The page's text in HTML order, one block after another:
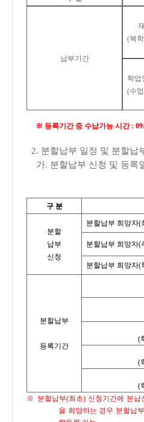
납부기간
재
(복
학업
(수
※ 등록기간 중 수납가능 시간 :
2. 분할납부 일정 및 분할납
가. 분할납부 신청 및 등록
구 분
분할
납부
신청
분할납부 희망자(
분할납부 희망자(
분할납부 희망자(
분할납부
등록기간
(
(
(
※ 분할납부(최초) 신청기간에 분납
을 희망하는 경우 분할납